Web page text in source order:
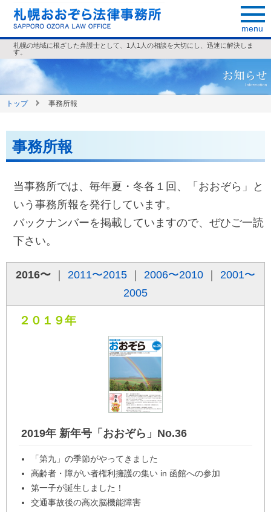
札幌の地域に根ざした弁護士として、1人1人の相談を大切にし、迅速に解決しま
す。
トップ 事務所報
menu
事務所報
当事務所では、毎年夏・冬各１回、「おおぞら」と
いう事務所報を発行しています。
バックナンバーを掲載していますので、ぜひご一読
下さい。
2016〜 2011〜2015 2006〜2010
2001〜
2005
２０１９年
2019年 新年号「おおぞら」No.36
「第九」の季節がやってきました
高齢者・障がい者権利擁護の集い in 函館への参加
第一子が誕生しました！
交通事故後の高次脳機能障害